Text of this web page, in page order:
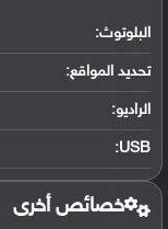
البلوتوث:
تحديد المواقع:
الراديو:
USB
:
خصائص أخرى